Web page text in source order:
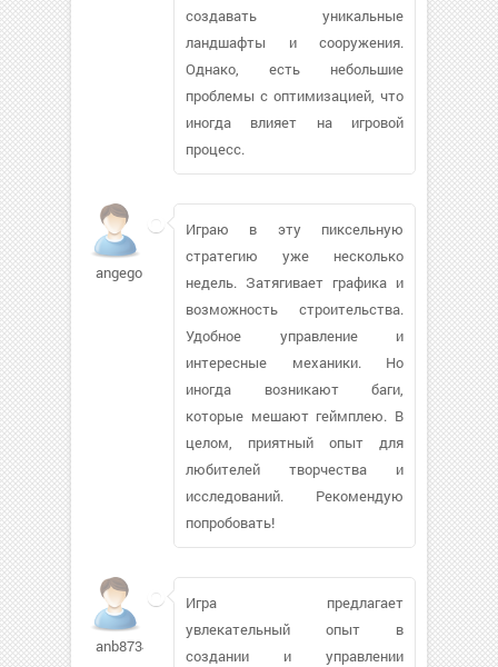
создавать уникальные
ландшафты и сооружения.
Однако, есть небольшие
проблемы с оптимизацией, что
иногда влияет на игровой
процесс.
angego
Играю в эту пиксельную
стратегию уже несколько
недель. Затягивает графика и
возможность строительства.
Удобное управление и
интересные механики. Но
иногда возникают баги,
которые мешают геймплею. В
целом, приятный опыт для
любителей творчества и
исследований. Рекомендую
попробовать!
anb87342
Игра предлагает
увлекательный опыт в
создании и управлении